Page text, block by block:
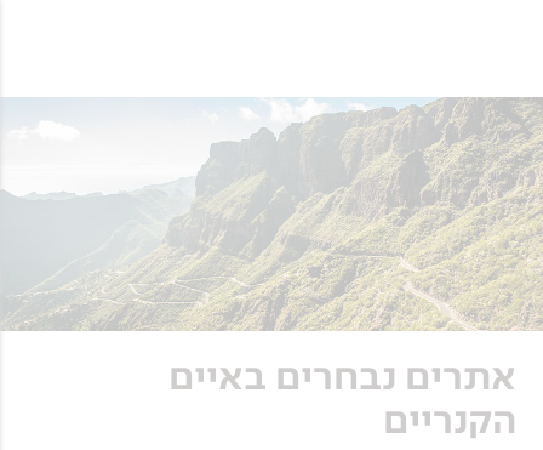
אתרים נבחרים באיים
הקנריים